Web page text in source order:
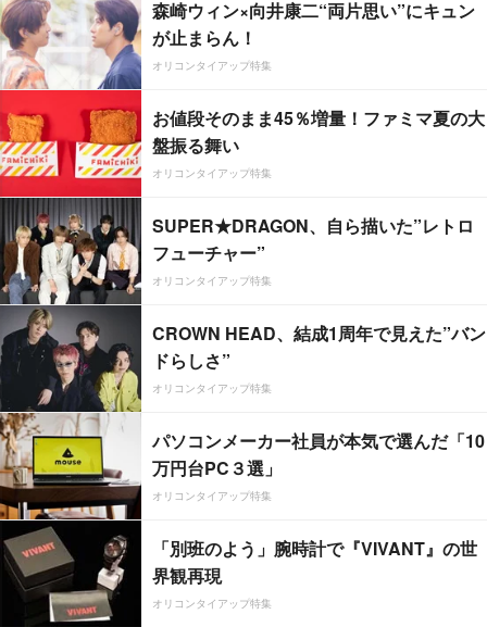
森崎ウィン×向井康二“両片思い”にキュン
が止まらん！
オリコンタイアップ特集
お値段そのまま45％増量！ファミマ夏の大
盤振る舞い
オリコンタイアップ特集
SUPER★DRAGON、自ら描いた”レトロ
フューチャー”
オリコンタイアップ特集
CROWN HEAD、結成1周年で見えた”バン
ドらしさ”
オリコンタイアップ特集
パソコンメーカー社員が本気で選んだ「10
万円台PC３選」
オリコンタイアップ特集
「別班のよう」腕時計で『VIVANT』の世
界観再現
オリコンタイアップ特集